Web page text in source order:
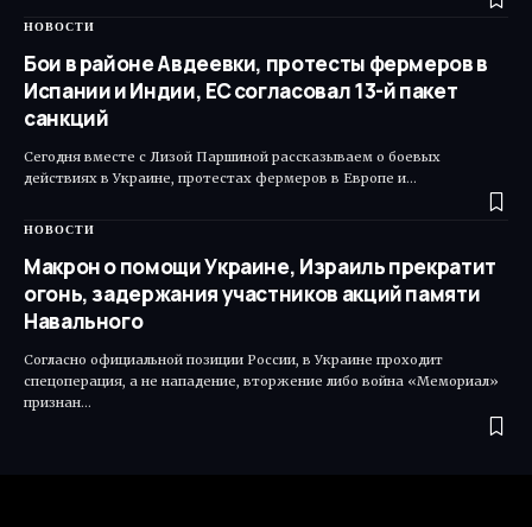
НОВОСТИ
Бои в районе Авдеевки, протесты фермеров в
Испании и Индии, ЕС согласовал 13-й пакет
санкций
Сегодня вместе с Лизой Паршиной рассказываем о боевых
действиях в Украине, протестах фермеров в Европе и…
НОВОСТИ
Макрон о помощи Украине, Израиль прекратит
огонь, задержания участников акций памяти
Навального
Согласно официальной позиции России, в Украине проходит
спецоперация, а не нападение, вторжение либо война «Мемориал»
признан…